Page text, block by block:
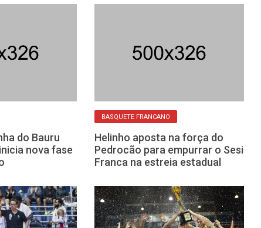
do Bauru
nova fase
BASQUETE FRANCANO
Helinho aposta na força do
Pedrocão para empurrar o Sesi
Franca na estreia estadual